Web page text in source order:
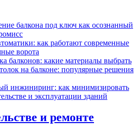
балкона под ключ как осознанный
как работают современные
ворота
балконов: какие материалы выбрать
на балконе: популярные решения
инжиниринг: как минимизировать
и эксплуатации зданий
и ремонте